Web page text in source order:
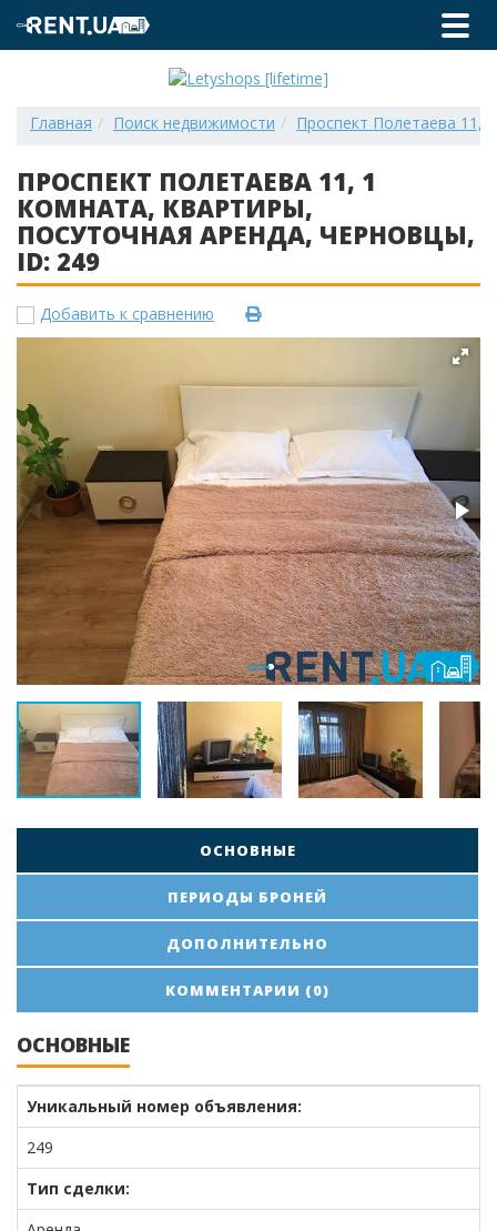
Главная Поиск недвижимости Проспект Полетаева 11,
ПРОСПЕКТ ПОЛЕТАЕВА 11, 1
КОМНАТА, КВАРТИРЫ,
ПОСУТОЧНАЯ АРЕНДА, ЧЕРНОВЦЫ,
ID: 249
Добавить к сравнению
ОСНОВНЫЕ
ПЕРИОДЫ БРОНЕЙ
ДОПОЛНИТЕЛЬНО
КОММЕНТАРИИ (0)
ОСНОВНЫЕ
Уникальный номер объявления:
249
Тип сделки: